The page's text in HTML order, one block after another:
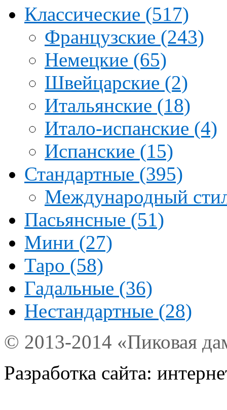
Классические (517)
Французские (243)
Немецкие (65)
Швейцарские (2)
Итальянские (18)
Итало-испанские (4)
Испанские (15)
Стандартные (395)
Международный
Пасьянсные (51)
Мини (27)
Таро (58)
Гадальные (36)
Нестандартные (28)
© 2013-2014 «Пиковая
Разработка сайта: